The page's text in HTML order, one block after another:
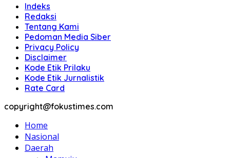
Indeks
Redaksi
Tentang Kami
Pedoman Media Siber
Privacy Policy
Disclaimer
Kode Etik Prilaku
Kode Etik Jurnalistik
Rate Card
copyright@fokustimes.com
Home
Nasional
Daerah